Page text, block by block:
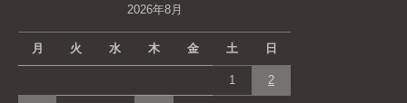
2026年8月
月 火 水 木 金 土 日
1 2